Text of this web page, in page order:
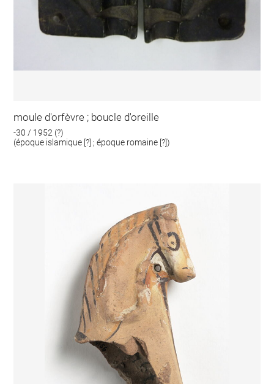
moule d'orfèvre ; boucle d'oreille
-30 / 1952 (?)
(époque islamique [?] ; époque romaine [?])